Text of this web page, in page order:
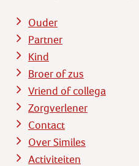
Ouder
Partner
Kind
Broer of zus
Vriend of collega
Zorgverlener
Contact
Over Similes
Activiteiten